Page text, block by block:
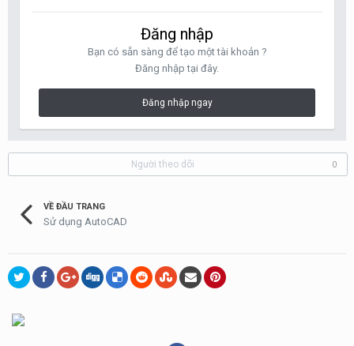
Đăng nhập
Bạn có sẵn sàng để tạo một tài khoản ?
Đăng nhập tại đây.
Đăng nhập ngay
Người theo dõi 0
VỀ ĐẦU TRANG
Sử dụng AutoCAD